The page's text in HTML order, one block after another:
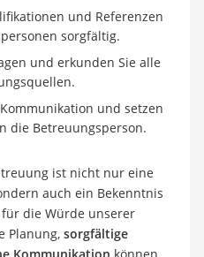
und Referenzen
sorgfältig.
und erkunden Sie alle
und setzen
die Betreuungsperson.
ist nicht nur eine
auch ein Bekenntnis
die Würde unserer
Planung, sorgfältige